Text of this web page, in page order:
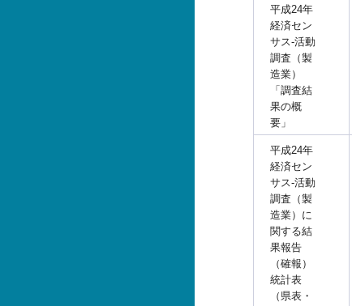
平成24年
経済セン
サス-活動
調査（製
造業）
「調査結
果の概
要」
平成24年
経済セン
サス-活動
調査（製
造業）に
関する結
果報告
（確報）
統計表
（県表・